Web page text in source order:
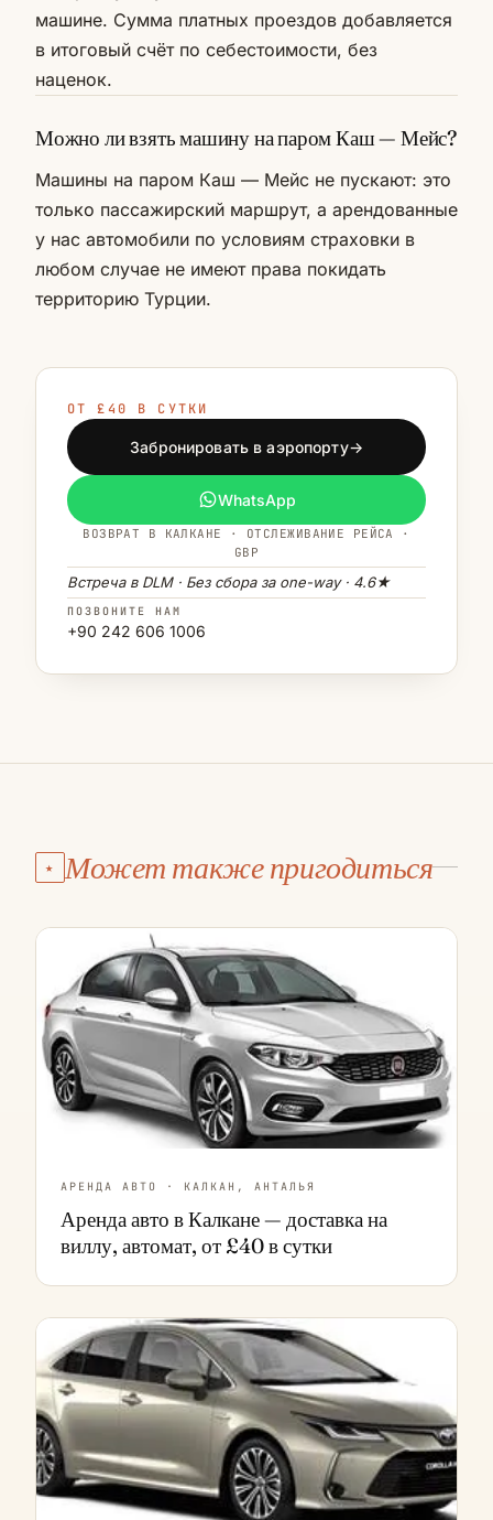
машине. Сумма платных проездов добавляется
в итоговый счёт по себестоимости, без
наценок.
Можно ли взять машину на паром Каш — Мейс?
Машины на паром Каш — Мейс не пускают: это
только пассажирский маршрут, а арендованные
у нас автомобили по условиям страховки в
любом случае не имеют права покидать
территорию Турции.
ОТ £40 В СУТКИ
Забронировать в аэропорту→
WhatsApp
ВОЗВРАТ В КАЛКАНЕ · ОТСЛЕЖИВАНИЕ РЕЙСА ·
GBP
Встреча в DLM · Без сбора за one-way · 4.6★
ПОЗВОНИТЕ НАМ
+90 242 606 1006
★ Может также пригодиться
АРЕНДА АВТО · КАЛКАН, АНТАЛЬЯ
Аренда авто в Калкане — доставка на
виллу, автомат, от £40 в сутки